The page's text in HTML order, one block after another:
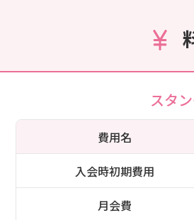
スタ
費用名
入会時初期費用
月会費